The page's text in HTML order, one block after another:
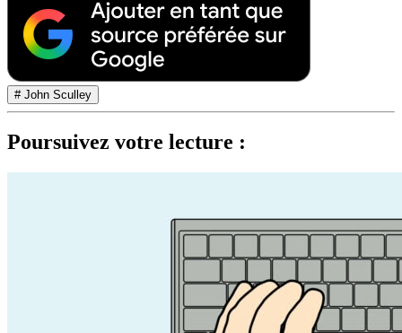
# John Sculley
Poursuivez votre lecture :